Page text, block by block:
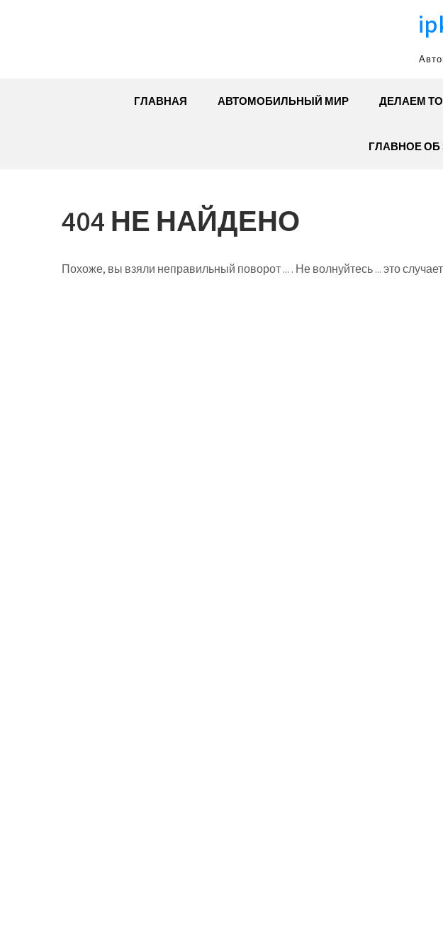
ГЛАВНАЯ АВТОМОБИЛЬНЫЙ МИР ДЕЛАЕМ ТО
ГЛАВНОЕ ОБ
404 НЕ НАЙДЕНО
Похоже, вы взяли неправильный поворот ... . Не волнуйтесь ... это